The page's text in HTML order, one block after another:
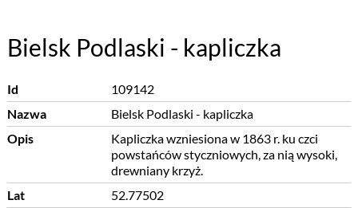
Bielsk Podlaski - kapliczka
Id
109142
Nazwa
Bielsk Podlaski - kapliczka
Opis
Kapliczka wzniesiona w 1863 r. ku czci
powstańców styczniowych, za nią wysoki,
drewniany krzyż.
Lat
52.77502